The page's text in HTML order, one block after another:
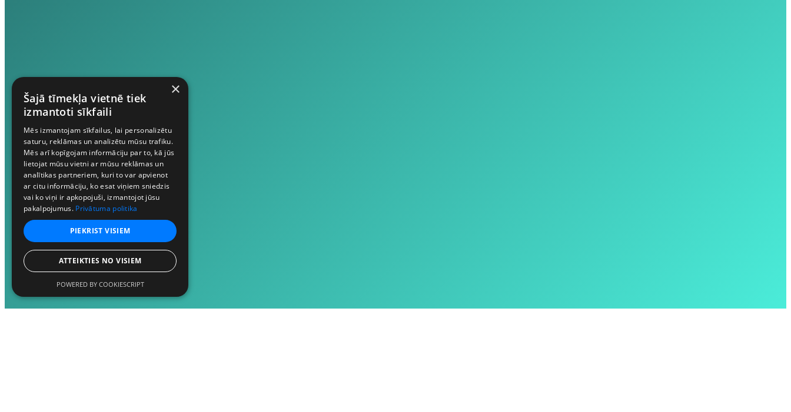
×
Šajā tīmekļa vietnē tiek
izmantoti sīkfaili
Mēs izmantojam sīkfailus, lai personalizētu
saturu, reklāmas un analizētu mūsu trafiku.
Mēs arī kopīgojam informāciju par to, kā jūs
lietojat mūsu vietni ar mūsu reklāmas un
analītikas partneriem, kuri to var apvienot
ar citu informāciju, ko esat viņiem sniedzis
vai ko viņi ir apkopojuši, izmantojot jūsu
pakalpojumus. Privātuma politika
PIEKRIST VISIEM
ATTEIKTIES NO VISIEM
POWERED BY COOKIESCRIPT